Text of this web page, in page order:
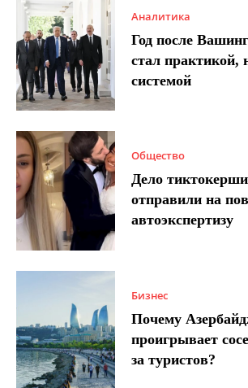
Аналитика
Год после
стал практикой,
системой
Общество
Дело
отправили на
автоэкспертизу
Бизнес
Почему
проигрывает
за туристов?